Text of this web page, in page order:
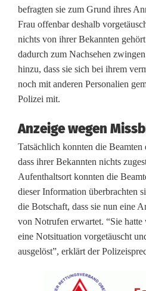
befragten sie zum Grund ihres
Frau offenbar deshalb
nichts von ihrer Bekannten
dadurch zum Nachsehen
hinzu, dass sie sich bei ihrem
noch mit anderen Personalien
Polizei mit.
Anzeige wegen
Tatsächlich konnten die
dass ihrer Bekannten nichts
Aufenthaltsort konnten die
dieser Information überbrachten
die Botschaft, dass sie nun eine
von Notrufen erwartet. “Sie hatte
eine Notsituation vorgetäuscht
ausgelöst”, erklärt der